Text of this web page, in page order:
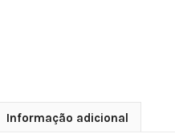
Informação adicional